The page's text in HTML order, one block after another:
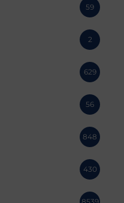
59
2
629
56
848
430